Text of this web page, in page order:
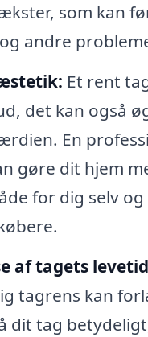
som kan
andre
Et rent
det kan også
En
gøre dit hjem
for dig selv og
af tagets
tagrens kan
dit tag